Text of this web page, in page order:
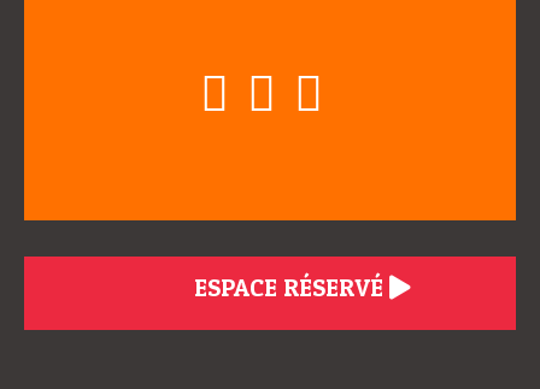
ESPACE RÉSERVÉ